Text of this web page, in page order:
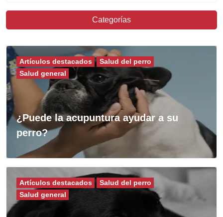
Categorías
¿Puede la acupuntura ayudar a su
perro?
Artículos destacados
Salud del perro
Salud general
Artículos destacados
Salud del perro
Salud general